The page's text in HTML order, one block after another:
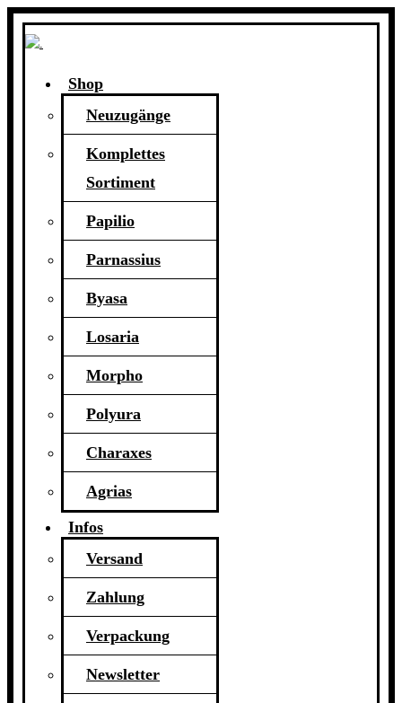
Shop
Neuzugänge
Komplettes
Sortiment
Papilio
Parnassius
Byasa
Losaria
Morpho
Polyura
Charaxes
Agrias
Infos
Versand
Zahlung
Verpackung
Newsletter